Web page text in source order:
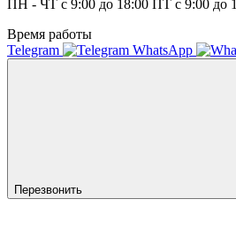
ПН - ЧТ с 9:00 до 18:00 ПТ с 9:00 до
Время работы
Telegram
WhatsApp
Перезвонить